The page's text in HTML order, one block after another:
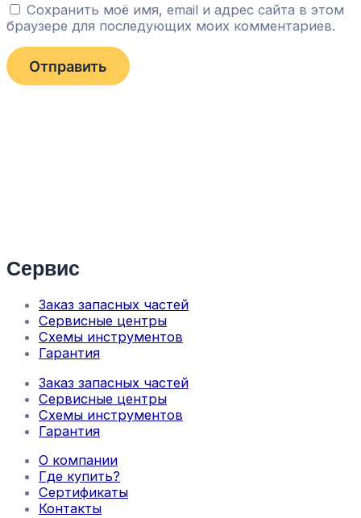
Сохранить моё имя, email и адрес сайта в этом
браузере для последующих моих комментариев.
Сервис
Заказ запасных частей
Сервисные центры
Схемы инструментов
Гарантия
Заказ запасных частей
Сервисные центры
Схемы инструментов
Гарантия
О компании
Где купить?
Сертификаты
Контакты